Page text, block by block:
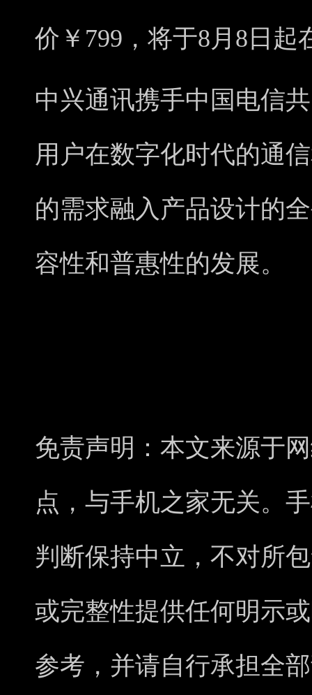
价￥799，将于8月8日
中兴通讯携手中国电信
用户在数字化时代的通
的需求融入产品设计的
容性和普惠性的发展。
免责声明：本文来源于
点，与手机之家无关。
判断保持中立，不对所
或完整性提供任何明示
参考，并请自行承担全